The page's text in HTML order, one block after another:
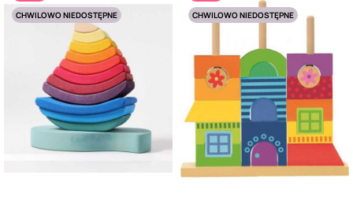
CHWILOWO NIEDOSTĘPNE
CHWILOWO NIEDOSTĘPNE